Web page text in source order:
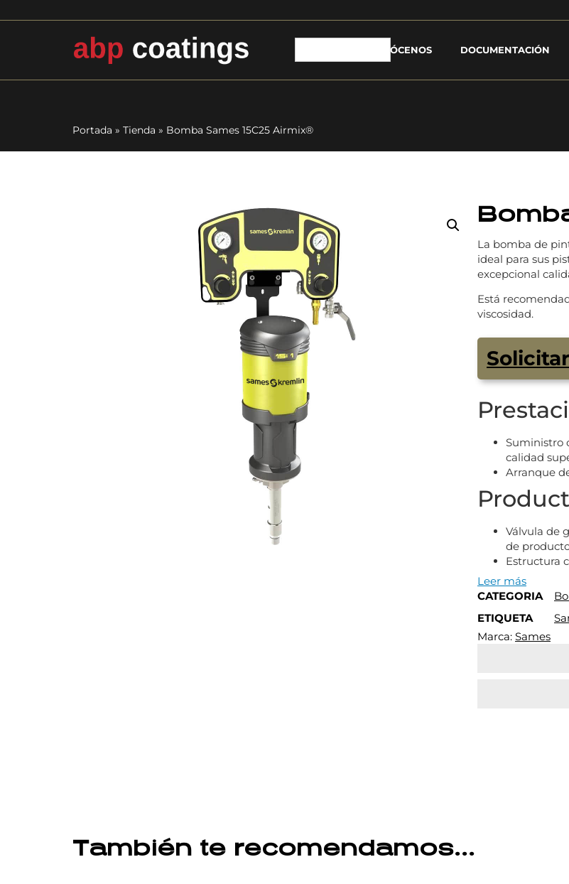
CONÓCENOS DOCUMENTACIÓN
Portada » Tienda » Bomba Sames 15C25 Airmix®
La bomba de
ideal para sus
excepcional
Está
viscosidad.
Suministro
calidad
Arranque
Válvula de
de
Estructura
Leer más
CATEGORIA
ETIQUETA
Marca: Sames
También te recomendamos…